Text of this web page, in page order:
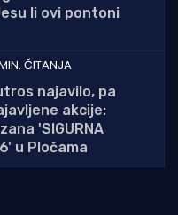
li ovi pontoni
ČITANJA
najavilo, pa
akcije:
'SIGURNA
u Pločama